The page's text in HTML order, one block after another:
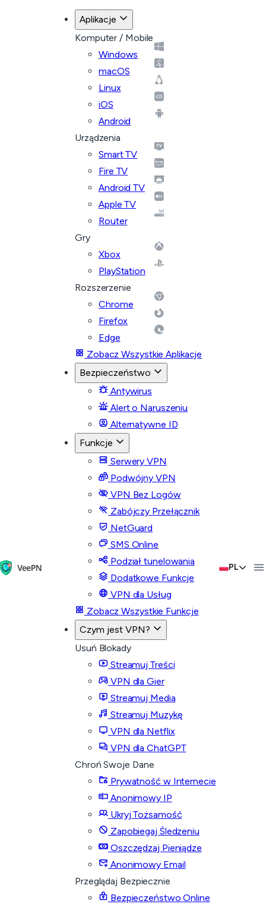
Aplikacje
Komputer / Mobile
Windows
macOS
Linux
iOS
Android
Urządzenia
Smart TV
Fire TV
Android TV
Apple TV
Router
Gry
Xbox
PlayStation
Rozszerzenie
Chrome
Firefox
Edge
Zobacz Wszystkie Aplikacje
Bezpieczeństwo
Antywirus
Alert o Naruszeniu
Alternatywne ID
Funkcje
Serwery VPN
Podwójny VPN
VPN Bez Logów
Zabójczy Przełącznik
NetGuard
SMS Online
Podział tunelowania
Dodatkowe Funkcje
VPN dla Usług
Zobacz Wszystkie Funkcje
Czym jest VPN?
Usuń Blokady
Streamuj Treści
VPN dla Gier
Streamuj Media
Streamuj Muzykę
VPN dla Netflix
VPN dla ChatGPT
Chroń Swoje Dane
Prywatność w Internecie
Anonimowy IP
Ukryj Tożsamość
Zapobiegaj Śledzeniu
Oszczędzaj Pieniądze
Anonimowy Email
Przeglądaj Bezpiecznie
Bezpieczeństwo Online
PL